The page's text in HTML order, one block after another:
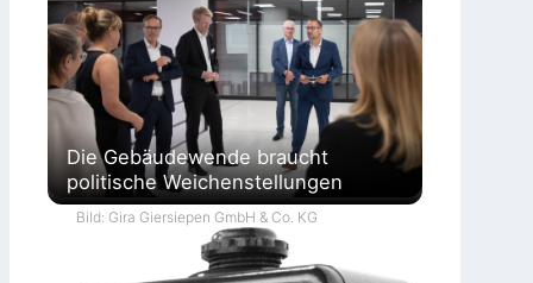
Die Gebäudewende braucht
politische Weichenstellungen
Bild: Gira Giersiepen GmbH & Co. KG